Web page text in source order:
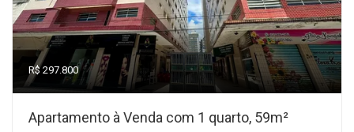
R$ 297.800
Apartamento à Venda com 1 quarto, 59m²